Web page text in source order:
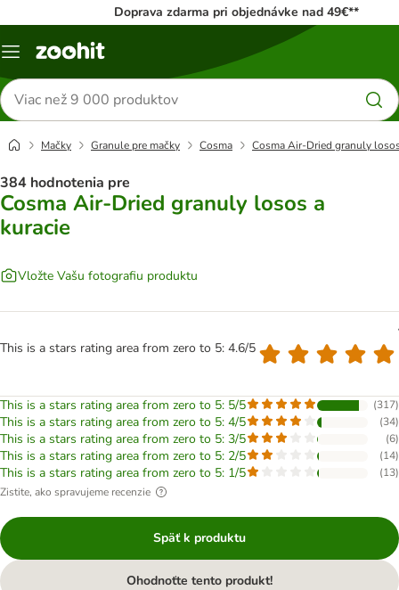
Doprava zdarma pri objednávke nad 49€**
Kategórie
Hľadať
produkty
Mačky Granule pre mačky Cosma Cosma Air-Dried granuly
384 hodnotenia pre
Cosma Air-Dried granuly losos a
kuracie
Vložte Vašu fotografiu produktu
This is a stars rating area from zero to 5: 4.6/5
This is a stars rating area from zero to 5: 5/5 (317)
This is a stars rating area from zero to 5: 4/5 (34)
This is a stars rating area from zero to 5: 3/5 (6)
This is a stars rating area from zero to 5: 2/5 (14)
This is a stars rating area from zero to 5: 1/5 (13)
Zistite, ako spravujeme recenzie
Späť k produktu
Ohodnoťte tento produkt!